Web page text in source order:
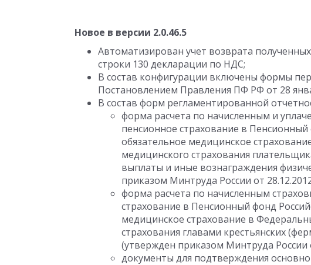
Новое в версии 2.0.46.5
Автоматизирован учет возврата
строки 130 декларации по НДС;
В состав конфигурации включены формы
Постановлением Правления ПФ РФ от 28
В состав форм регламентированной
форма расчета по начисленным и
пенсионное страхование в
обязательное медицинское
медицинского страхования
выплаты и иные вознаграждения
приказом Минтруда России от
форма расчета по начисленным
страхование в Пенсионный фонд
медицинское страхование в
страхования главами крестьянских
(утвержден приказом Минтруда России
документы для подтверждения